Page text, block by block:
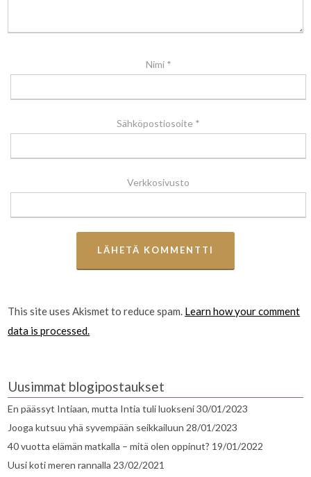
Nimi *
Sähköpostiosoite *
Verkkosivusto
This site uses Akismet to reduce spam. Learn how your comment
data is processed.
Uusimmat blogipostaukset
En päässyt Intiaan, mutta Intia tuli luokseni30/01/2023
Jooga kutsuu yhä syvempään seikkailuun 28/01/2023
40 vuotta elämän matkalla – mitä olen oppinut? 19/01/2022
Uusi koti meren rannalla 23/02/2021